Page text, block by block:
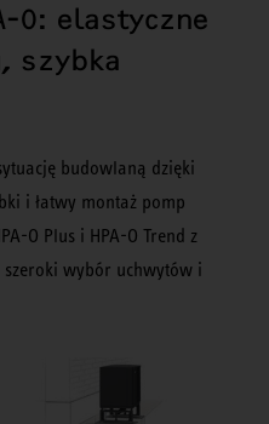
O: elastyczne
szybka
budowlaną dzięki
i łatwy montaż pomp
O Plus i HPA-O Trend z
szeroki wybór uchwytów i